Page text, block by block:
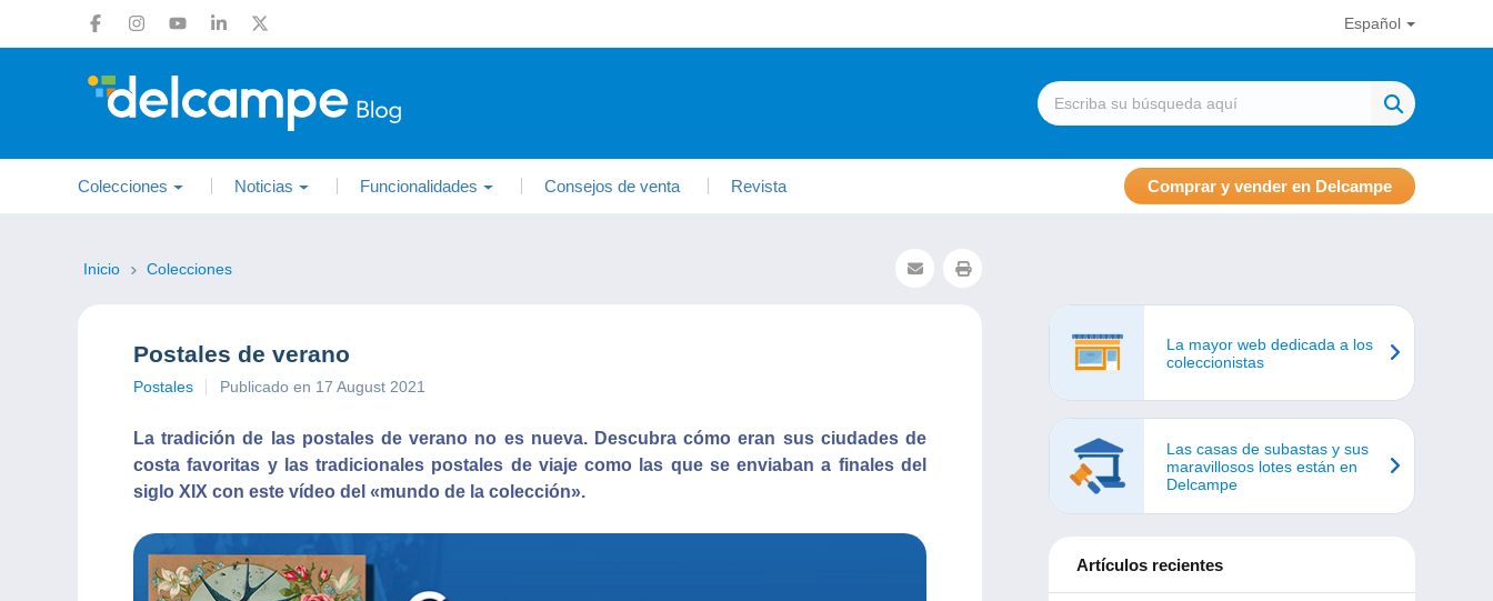
Español
Colecciones Noticias Funcionalidades Consejos de venta Revista Comprar y vender en Delcampe
Inicio Colecciones
Postales de verano
Postales Publicado en 17 August 2021
La tradición de las postales de verano no es nueva. Descubra cómo eran sus ciudades de
costa favoritas y las tradicionales postales de viaje como las que se enviaban a finales del
siglo XIX con este vídeo del «mundo de la colección».
La mayor web dedicada a los
coleccionistas
Las casas de subastas y sus
maravillosos lotes están en
Delcampe
Artículos recientes